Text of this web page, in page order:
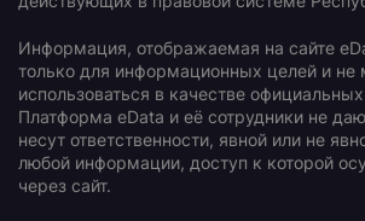
Информация, отображаемая на сайте
только для информационных целей и не
использоваться в качестве
Платформа eData и её сотрудники не
несут ответственности, явной или не
любой информации, доступ к которой
через сайт.